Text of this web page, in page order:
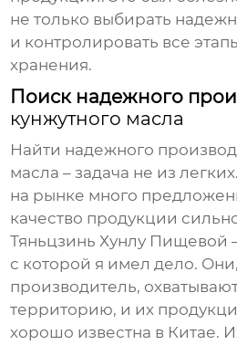
не только выбирать
и контролировать все
хранения.
Поиск надежного
кунжутного масла
Найти надежного
масла – задача не из
на рынке много
качество продукции
Тяньцзинь Хунлу Пищевой
с которой я имел дело.
производитель,
территорию, и их
хорошо известна в Китае.